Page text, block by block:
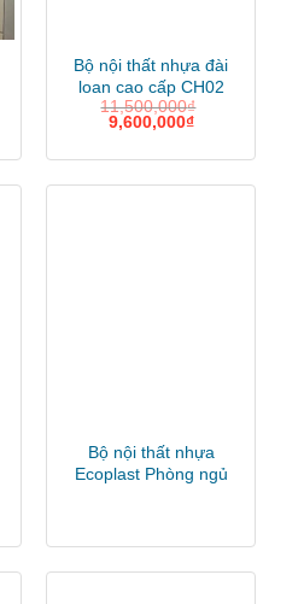
Bộ nội thất nhựa đài
loan cao cấp CH02
11,500,000₫
9,600,000₫
Bộ nội thất nhựa
Ecoplast Phòng ngủ